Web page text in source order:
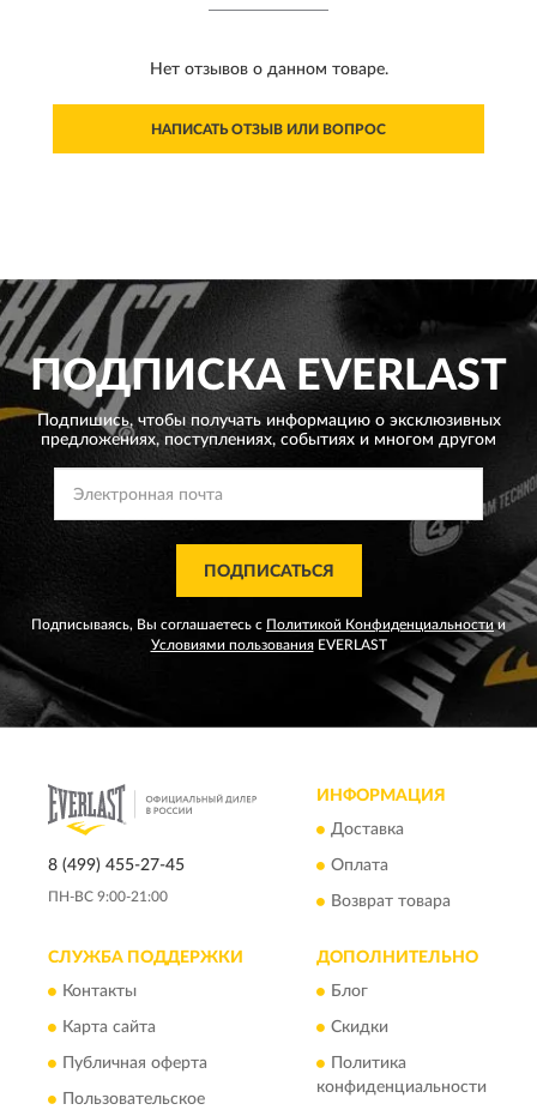
Нет отзывов о данном товаре.
НАПИСАТЬ ОТЗЫВ ИЛИ ВОПРОС
ПОДПИСКАEVERLAST
Подпишись, чтобы получать информацию о эксклюзивных
предложениях, поступлениях, событиях и многом другом
ПОДПИСАТЬСЯ
Подписываясь, Вы соглашаетесь с Политикой Конфиденциальности и
Условиями пользованияEVERLAST
8 (499) 455-27-45
ПН-ВС 9:00-21:00
ИНФОРМАЦИЯ
Доставка
Оплата
Возврат товара
СЛУЖБА ПОДДЕРЖКИ
Контакты
Карта сайта
Публичная оферта
Пользовательское
ДОПОЛНИТЕЛЬНО
Блог
Скидки
Политика
конфиденциальности